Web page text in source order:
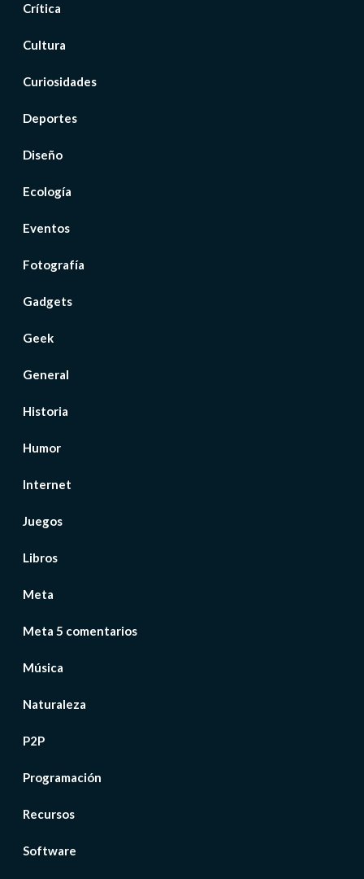
Crítica
Cultura
Curiosidades
Deportes
Diseño
Ecología
Eventos
Fotografía
Gadgets
Geek
General
Historia
Humor
Internet
Juegos
Libros
Meta
Meta 5 comentarios
Música
Naturaleza
P2P
Programación
Recursos
Software